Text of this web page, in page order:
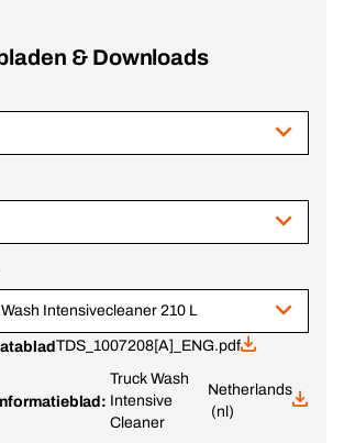
& Downloads
Intensivecleaner 210 L
TDS_1007208[A]_ENG.pdf
Truck Wash
Intensive
Cleaner
Netherlands
(nl)